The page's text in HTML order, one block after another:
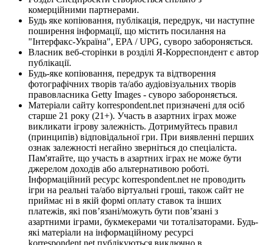
комерційними партнерами.
Будь яке копіювання, публікація, передрук, чи наступне
поширення інформації, що містить посилання на
"Інтерфакс-Україна", EPA / UPG, суворо забороняється.
Власник веб-сторінки в розділі Я-Корреспондент є автор
публікації.
Будь-яке копіювання, передрук та відтворення
фотографічних творів та/або аудіовізуальних творів
правовласника Getty Images - суворо забороняється.
Матеріали сайту korrespondent.net призначені для осіб
старше 21 року (21+). Участь в азартних іграх може
викликати ігрову залежність. Дотримуйтесь правил
(принципів) відповідальної гри. При виявленні перших
ознак залежності негайно зверніться до спеціаліста.
Пам'ятайте, що участь в азартних іграх не може бути
джерелом доходів або альтернативою роботі.
Інформаційний ресурс korrespondent.net не проводить
ігри на реальні та/або віртуальні гроші, також сайт не
приймає ні в якій формі оплату ставок та інших
платежів, які пов’язані/можуть бути пов’язані з
азартними іграми, букмекерами чи тоталізаторами. Будь-
які матеріали на інформаційному ресурсі
korrespondent.net публікуються виключно в